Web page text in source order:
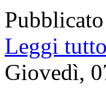
Leggi
Giovedì,